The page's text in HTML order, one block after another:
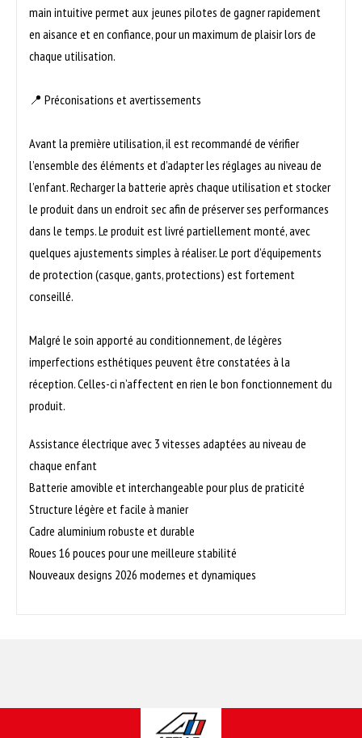
main intuitive permet aux jeunes pilotes de gagner rapidement
en aisance et en confiance, pour un maximum de plaisir lors de
chaque utilisation.
📍 Préconisations et avertissements
Avant la première utilisation, il est recommandé de vérifier
l’ensemble des éléments et d’adapter les réglages au niveau de
l’enfant. Recharger la batterie après chaque utilisation et stocker
le produit dans un endroit sec afin de préserver ses performances
dans le temps. Le produit est livré partiellement monté, avec
quelques ajustements simples à réaliser. Le port d’équipements
de protection (casque, gants, protections) est fortement
conseillé.
Malgré le soin apporté au conditionnement, de légères
imperfections esthétiques peuvent être constatées à la
réception. Celles-ci n’affectent en rien le bon fonctionnement du
produit.
Assistance électrique avec 3 vitesses adaptées au niveau de
chaque enfant
Batterie amovible et interchangeable pour plus de praticité
Structure légère et facile à manier
Cadre aluminium robuste et durable
Roues 16 pouces pour une meilleure stabilité
Nouveaux designs 2026 modernes et dynamiques